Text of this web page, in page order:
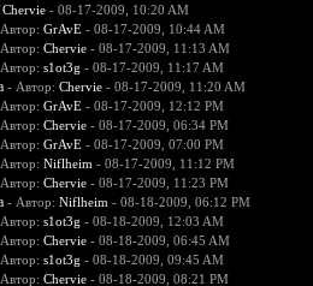
Chervie- 08-17-2009, 10:20 AM
GrAvE- 08-17-2009, 10:44 AM
Chervie- 08-17-2009, 11:13 AM
s1ot3g - 08-17-2009, 11:17 AM
- Автор: Chervie- 08-17-2009, 11:20 AM
GrAvE- 08-17-2009, 12:12 PM
Chervie- 08-17-2009, 06:34 PM
GrAvE- 08-17-2009, 07:00 PM
Niflheim - 08-17-2009, 11:12 PM
Chervie- 08-17-2009, 11:23 PM
- Автор: Niflheim - 08-18-2009, 06:12 PM
s1ot3g - 08-18-2009, 12:03 AM
Chervie- 08-18-2009, 06:45 AM
s1ot3g - 08-18-2009, 09:45 AM
Chervie- 08-18-2009, 08:21 PM